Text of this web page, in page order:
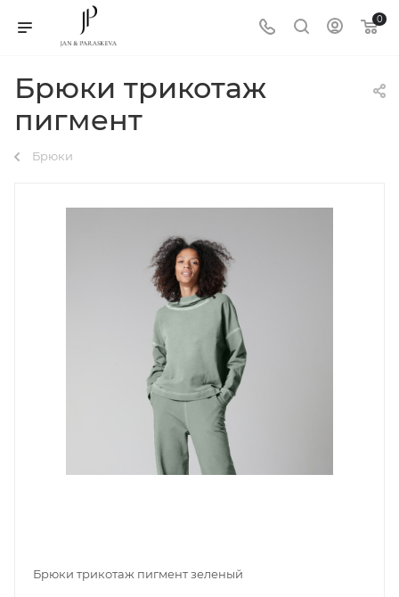
0
Брюки трикотаж
пигмент
Брюки
Брюки трикотаж пигмент зеленый